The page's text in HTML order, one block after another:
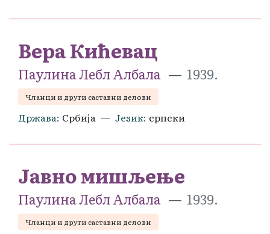
Вера Кићевац
Паулина Лебл Албала 1939.
Чланци и други саставни делови
Држава Србија Језик српски
Јавно мишљење
Паулина Лебл Албала 1939.
Чланци и други саставни делови